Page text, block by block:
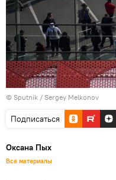
© Sputnik / Sergey Melkonov
Подписаться
Оксана Пых
Все материалы